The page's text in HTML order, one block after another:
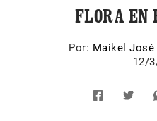
FLORA EN
Por: Maikel José
12/